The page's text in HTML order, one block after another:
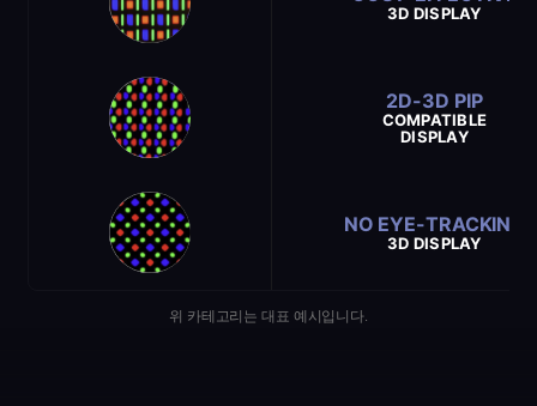
3D DISPLAY
2D-3D PIP
COMPATIBLE
DISPLAY
NO EYE-TRACKING
3D DISPLAY
위 카테고리는 대표 예시입니다.